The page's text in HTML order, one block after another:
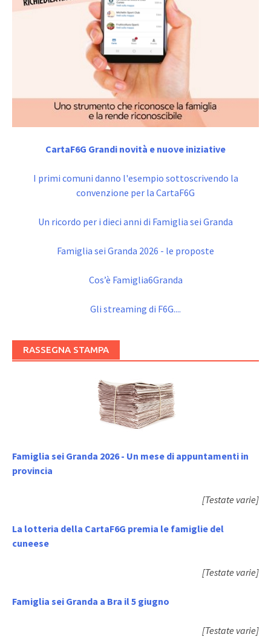
CartaF6G Grandi novità e nuove iniziative
I primi comuni danno l'esempio sottoscrivendo la
convenzione per la CartaF6G
Un ricordo per i dieci anni di Famiglia sei Granda
Famiglia sei Granda 2026 - le proposte
Cos’è Famiglia6Granda
Gli streaming di F6G....
RASSEGNA STAMPA
Famiglia sei Granda 2026 - Un mese di appuntamenti in
provincia
[Testate varie]
La lotteria della CartaF6G premia le famiglie del
cuneese
[Testate varie]
Famiglia sei Granda a Bra il 5 giugno
[Testate varie]